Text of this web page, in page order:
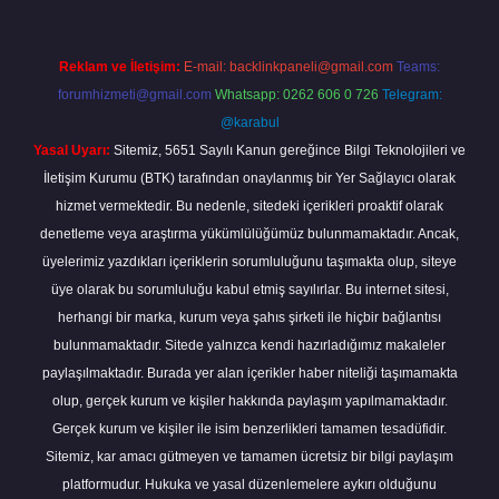
Reklam ve İletişim: E-mail: backlinkpaneli@gmail.com Teams:
forumhizmeti@gmail.com Whatsapp: 0262 606 0 726 Telegram:
@karabul
Yasal Uyarı: Sitemiz, 5651 Sayılı Kanun gereğince Bilgi Teknolojileri ve
İletişim Kurumu (BTK) tarafından onaylanmış bir Yer Sağlayıcı olarak
hizmet vermektedir. Bu nedenle, sitedeki içerikleri proaktif olarak
denetleme veya araştırma yükümlülüğümüz bulunmamaktadır. Ancak,
üyelerimiz yazdıkları içeriklerin sorumluluğunu taşımakta olup, siteye
üye olarak bu sorumluluğu kabul etmiş sayılırlar. Bu internet sitesi,
herhangi bir marka, kurum veya şahıs şirketi ile hiçbir bağlantısı
bulunmamaktadır. Sitede yalnızca kendi hazırladığımız makaleler
paylaşılmaktadır. Burada yer alan içerikler haber niteliği taşımamakta
olup, gerçek kurum ve kişiler hakkında paylaşım yapılmamaktadır.
Gerçek kurum ve kişiler ile isim benzerlikleri tamamen tesadüfidir.
Sitemiz, kar amacı gütmeyen ve tamamen ücretsiz bir bilgi paylaşım
platformudur. Hukuka ve yasal düzenlemelere aykırı olduğunu